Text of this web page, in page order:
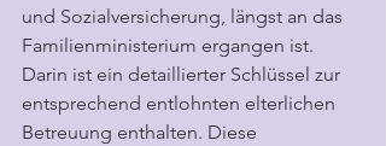
und Sozialversicherung, längst an das
Familienministerium ergangen ist.
Darin ist ein detaillierter Schlüssel zur
entsprechend entlohnten elterlichen
Betreuung enthalten. Diese